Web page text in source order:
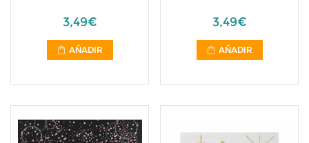
3,49€
AÑADIR
3,49€
AÑADIR